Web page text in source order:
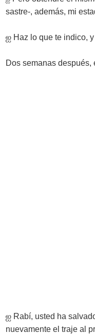
sastre-, además, mi
ஐ Haz lo que te indico,
Dos semanas después,
ஐ Rabí, usted ha
nuevamente el traje al